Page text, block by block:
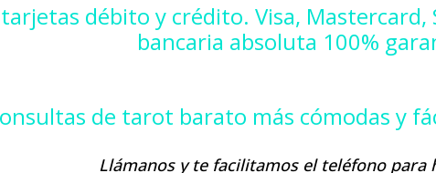
débito y crédito. Visa, Mastercard,
bancaria absoluta 100%
de tarot barato más cómodas y
Llámanos y te facilitamos el teléfono para